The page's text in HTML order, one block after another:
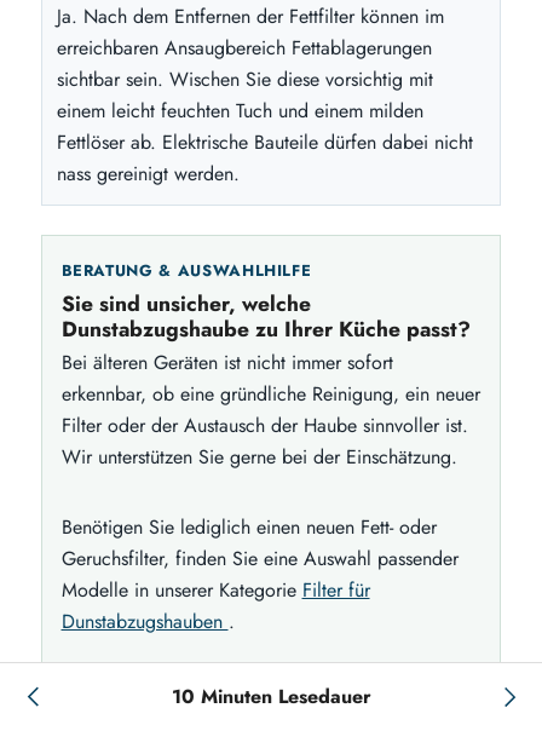
Ja. Nach dem Entfernen der Fettfilter können im
erreichbaren Ansaugbereich Fettablagerungen
sichtbar sein. Wischen Sie diese vorsichtig mit
einem leicht feuchten Tuch und einem milden
Fettlöser ab. Elektrische Bauteile dürfen dabei nicht
nass gereinigt werden.
BERATUNG & AUSWAHLHILFE
Sie sind unsicher, welche
Dunstabzugshaube zu Ihrer Küche passt?
Bei älteren Geräten ist nicht immer sofort
erkennbar, ob eine gründliche Reinigung, ein neuer
Filter oder der Austausch der Haube sinnvoller ist.
Wir unterstützen Sie gerne bei der Einschätzung.
Benötigen Sie lediglich einen neuen Fett- oder
Geruchsfilter, finden Sie eine Auswahl passender
Modelle in unserer Kategorie Filter für
Dunstabzugshauben .
Jetzt Beratung anfragen10 Minuten Lesedauer